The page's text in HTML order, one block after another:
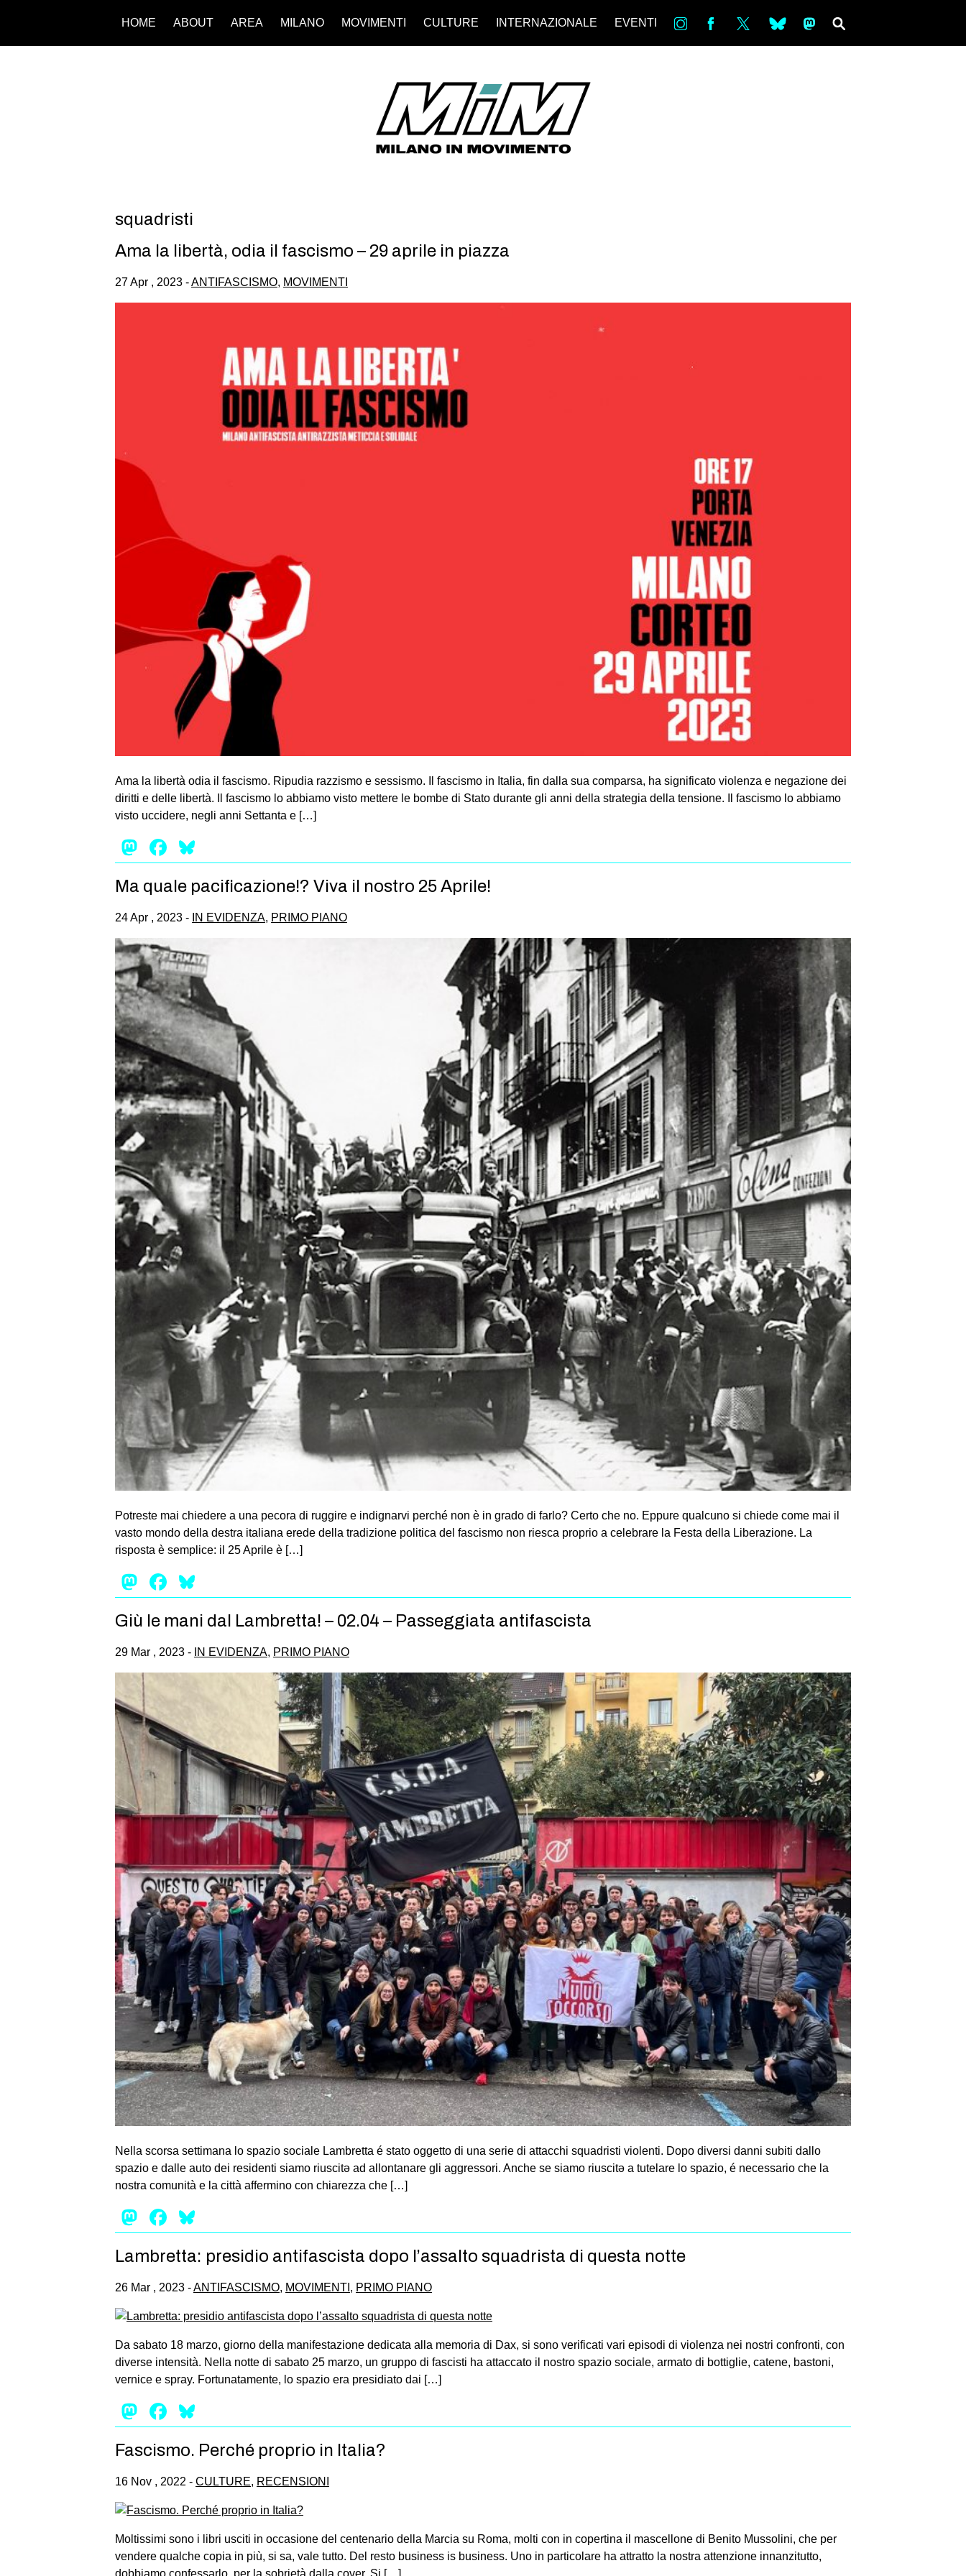
HOME ABOUT AREA MILANO MOVIMENTI CULTURE INTERNAZIONALE EVENTI in bsky ms
squadristi
Ama la libertà, odia il fascismo – 29 aprile in piazza
27 Apr , 2023 -ANTIFASCISMO, MOVIMENTI
Ama la libertà odia il fascismo. Ripudia razzismo e sessismo. Il fascismo in Italia, fin dalla sua comparsa, ha significato violenza e negazione dei
diritti e delle libertà. Il fascismo lo abbiamo visto mettere le bombe di Stato durante gli anni della strategia della tensione. Il fascismo lo abbiamo
visto uccidere, negli anni Settanta e […]
Mastodon
Facebook
Ma quale pacificazione!? Viva il nostro 25 Aprile!
24 Apr , 2023 - IN EVIDENZA, PRIMO PIANO
Potreste mai chiedere a una pecora di ruggire e indignarvi perché non è in grado di farlo? Certo che no. Eppure qualcuno si chiede come mai il
vasto mondo della destra italiana erede della tradizione politica del fascismo non riesca proprio a celebrare la Festa della Liberazione. La
risposta è semplice: il 25 Aprile è […]
Mastodon
Facebook
Giù le mani dal Lambretta! – 02.04 – Passeggiata antifascista
29 Mar , 2023 - IN EVIDENZA, PRIMO PIANO
Nella scorsa settimana lo spazio sociale Lambretta é stato oggetto di una serie di attacchi squadristi violenti. Dopo diversi danni subiti dallo
spazio e dalle auto dei residenti siamo riuscitə ad allontanare gli aggressori. Anche se siamo riuscitə a tutelare lo spazio, é necessario che la
nostra comunità e la città affermino con chiarezza che […]
Mastodon
Facebook
Lambretta: presidio antifascista dopo l’assalto squadrista di questa notte
26 Mar , 2023 -ANTIFASCISMO, MOVIMENTI , PRIMO PIANO
Da sabato 18 marzo, giorno della manifestazione dedicata alla memoria di Dax, si sono verificati vari episodi di violenza nei nostri confronti, con
diverse intensità. Nella notte di sabato 25 marzo, un gruppo di fascisti ha attaccato il nostro spazio sociale, armato di bottiglie, catene, bastoni,
vernice e spray. Fortunatamente, lo spazio era presidiato dai […]
Mastodon
Facebook
Fascismo. Perché proprio in Italia?
16 Nov , 2022 - CULTURE, RECENSIONI
Moltissimi sono i libri usciti in occasione del centenario della Marcia su Roma, molti con in copertina il mascellone di Benito Mussolini, che per
vendere qualche copia in più, si sa, vale tutto. Del resto business is business. Uno in particolare ha attratto la nostra attenzione innanzitutto,
dobbiamo confessarlo, per la sobrietà dalla cover. Si […]